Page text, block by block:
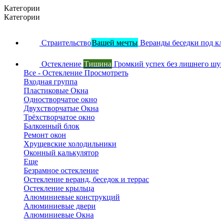
Категории
Категории
СтраительствоВашей мечты Веранды беседки под
Остекление Тишина Громкий успех без лишнего
Все - Остекление Просмотреть
Входная группа
Пластиковые Окна
Одностворчатое окно
Двухстворчатые Окна
Трёхстворчатое окно
Балконный блок
Ремонт окон
Хрущевские холодильники
Оконный калькулятор
Еще
Безрамное остекление
Остекление веранд, беседок и террас
Остекление крыльца
Алюминиевые конструкций
Алюминиевые двери
Алюминиевые Окна